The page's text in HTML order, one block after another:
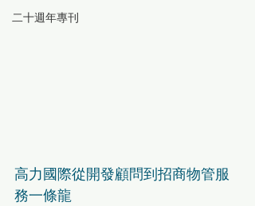
二十週年專刊
高力國際從開發顧問到招商物管服
務一條龍